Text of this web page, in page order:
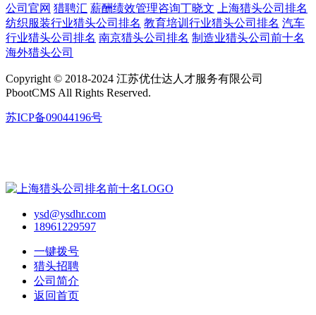
公司官网 猎聘汇 薪酬绩效管理咨询丁晓文
上海猎头公司排名
纺织服装行业猎头公司排名 教育培训行业猎头公司排名 汽车
行业猎头公司排名 南京猎头公司排名 制造业猎头公司前十名
海外猎头公司
Copyright © 2018-2024 江苏优仕达人才服务有限公司
PbootCMS All Rights Reserved.
苏ICP备09044196号
ysd@ysdhr.com
18961229597
一键拨号
猎头招聘
公司简介
返回首页